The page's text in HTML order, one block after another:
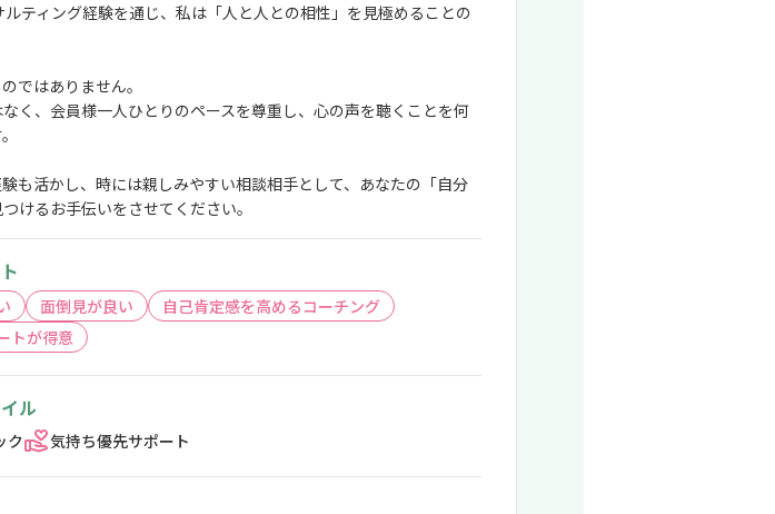
ティング経験を通じ、私は「人と人との相性」を見極めることの
ではありません。
く、会員様一人ひとりのペースを尊重し、心の声を聴くことを何
も活かし、時には親しみやすい相談相手として、あなたの「自分
けるお手伝いをさせてください。
面倒見が良い
自己肯定感を高めるコーチング
トが得意
ル
ク 気持ち優先サポート